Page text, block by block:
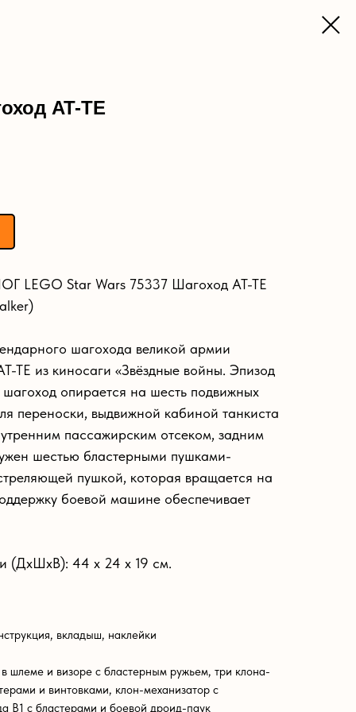
AT-TE
LEGO Star Wars 75337 Шагоход AT-TE
шагохода великой армии
TE из киносаги «Звёздные войны. Эпизод
опирается на шесть подвижных
переноски, выдвижной кабиной танкиста
пассажирским отсеком, задним
шестью бластерными пушками-
пушкой, которая вращается на
боевой машине обеспечивает
(ДxШxВ): 44 x 24 x 19 см.
вкладыш, наклейки
и визоре с бластерным ружьем, три клона-
и винтовками, клон-механизатор с
B1 с бластерами и боевой дроид-паук